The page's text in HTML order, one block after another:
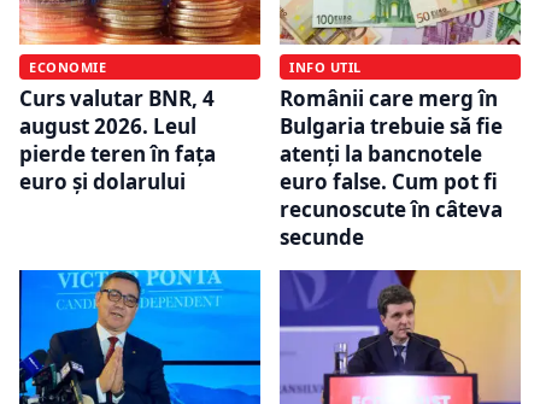
ECONOMIE
Curs valutar BNR, 4
august 2026. Leul
pierde teren în fața
euro și dolarului
INFO UTIL
Românii care merg în
Bulgaria trebuie să fie
atenți la bancnotele
euro false. Cum pot fi
recunoscute în câteva
secunde